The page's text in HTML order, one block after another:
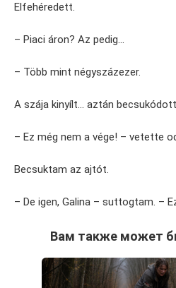
Elfehéredett.
– Piaci áron? Az pedig…
– Több mint négyszázezer.
A szája kinyílt… aztán
– Ez még nem a vége! – vetette
Becsuktam az ajtót.
– De igen, Galina – suttogtam. –
Вам также может